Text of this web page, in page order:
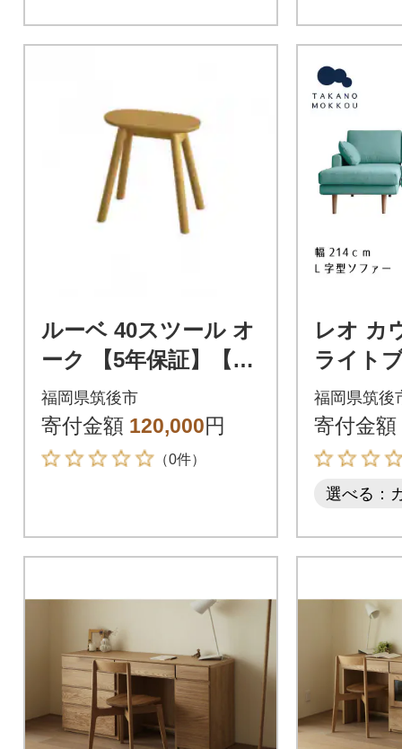
ルーベ 40スツール オ
ーク 【5年保証】【高
野木工】
福岡県筑後市
寄付金額 120,000円
（0件）
レオ カ
ライト
P右肘
証】【
福岡県筑後
寄付金額
選べる：